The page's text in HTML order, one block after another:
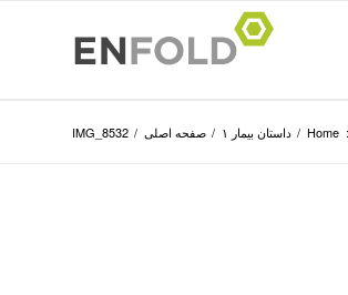
Home
/ داستان بیمار ۱ / صفحه اصلی /
IMG_8532